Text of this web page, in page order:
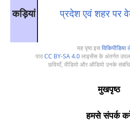
कड़ियां
प्रदेश एवं शहर पर
यह पृष्ठ इस
पाठCC BY-SA 4.0लाइसेंस के अंतर्गत
छवियाँ, वीडियो और ऑडियो उनके
मुखपृष्ठ
हमसे संपर्क